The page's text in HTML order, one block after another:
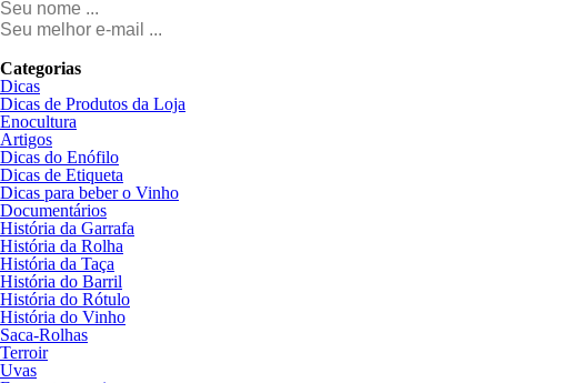
Categorias
Dicas
Dicas de Produtos da Loja
Enocultura
Artigos
Dicas do Enófilo
Dicas de Etiqueta
Dicas para beber o Vinho
Documentários
História da Garrafa
História da Rolha
História da Taça
História do Barril
História do Rótulo
História do Vinho
Saca-Rolhas
Terroir
Uvas